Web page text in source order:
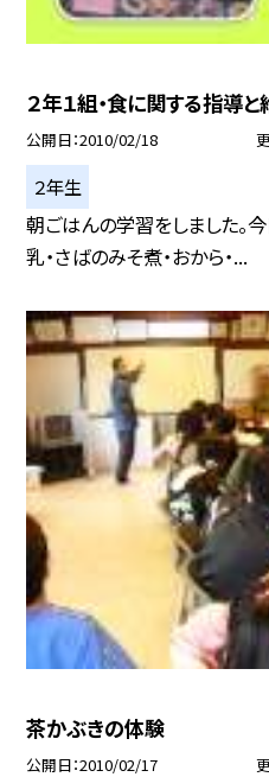
２年１組・食に関する指導
公開日 2010/02/18
２年生
朝ごはんの学習をしました。
乳・さばのみそ煮・おから・...
茶かぶきの体験
公開日 2010/02/17